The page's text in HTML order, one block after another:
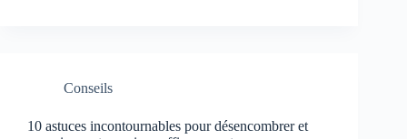
Conseils
10 astuces incontournables pour désencombrer et